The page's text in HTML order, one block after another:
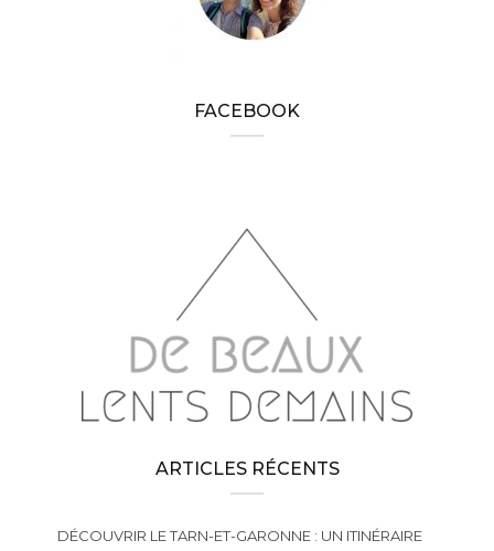
FACEBOOK
ARTICLES RÉCENTS
DÉCOUVRIR LE TARN-ET-GARONNE : UN ITINÉRAIRE